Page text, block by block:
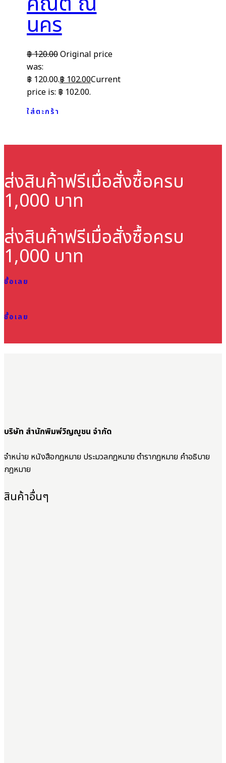
นคร
฿120.00Original price
was:
฿ 120.00.฿102.00Current
price is: ฿ 102.00.
ใส่ตะกร้า
ส่งสินค้าฟรีเมื่อสั่งซื้อครบ
1,000 บาท
ส่งสินค้าฟรีเมื่อสั่งซื้อครบ
1,000 บาท
ซื้อเลย
ซื้อเลย
บริษัท สำนักพิมพ์วิญญูชน จำกัด
จำหน่าย หนังสือกฎหมาย ประมวลกฎหมาย ตำรากฎหมาย คำอธิบาย
กฎหมาย
สินค้าอื่นๆ